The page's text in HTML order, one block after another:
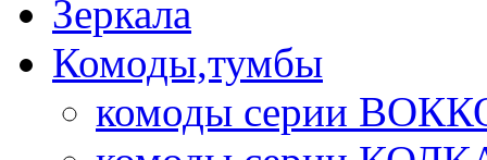
Зеркала
Комоды,тумбы
комоды серии